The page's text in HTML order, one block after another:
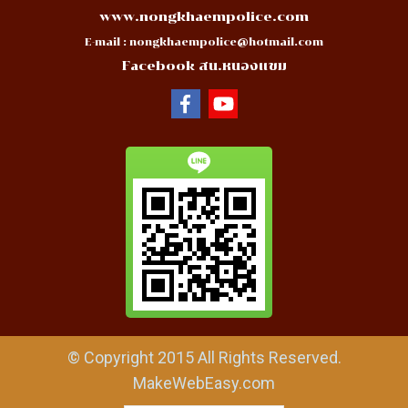
www.nongkhaempolice.com
E-mail : nongkhaempolice@hotmail.com
Facebook สน.หนองแขม
© Copyright 2015 All Rights Reserved.
MakeWebEasy.com